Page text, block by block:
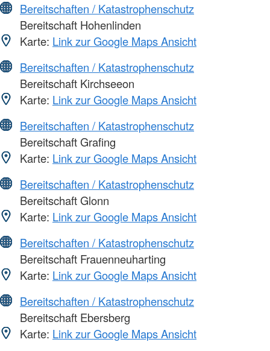
Bereitschaften / Katastrophenschutz
Bereitschaft Hohenlinden
Karte: Link zur Google Maps Ansicht
Bereitschaften / Katastrophenschutz
Bereitschaft Kirchseeon
Karte: Link zur Google Maps Ansicht
Bereitschaften / Katastrophenschutz
Bereitschaft Grafing
Karte: Link zur Google Maps Ansicht
Bereitschaften / Katastrophenschutz
Bereitschaft Glonn
Karte: Link zur Google Maps Ansicht
Bereitschaften / Katastrophenschutz
Bereitschaft Frauenneuharting
Karte: Link zur Google Maps Ansicht
Bereitschaften / Katastrophenschutz
Bereitschaft Ebersberg
Karte: Link zur Google Maps Ansicht